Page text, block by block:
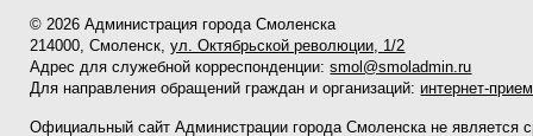
© 2026 Администрация города Смоленска
214000, Смоленск,ул. Октябрьской революции, 1/2
Адрес для служебной корреспонденции:smol@smoladmin.ru
Для направления обращений граждан и организаций: интернет-
Официальный сайт Администрации города Смоленска не является